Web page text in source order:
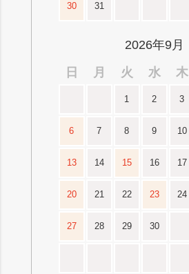
30 31
2026年9月
日
月 火 水 木
1 2 3
6 7 8 9 10
13 14 15 16 17
20 21 22 23 24
27 28 29 30